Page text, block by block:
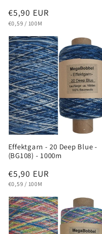
Normaler
Preis
€5,90 EUR
GRUNDPREIS
€0,59 / PRO
100M
Effektgarn - 20 Deep Blue -
(BG108) - 1000m
Normaler
Preis
€5,90 EUR
GRUNDPREIS
€0,59 / PRO
100M